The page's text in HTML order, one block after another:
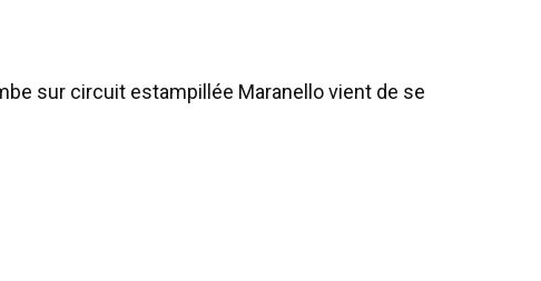
sur circuit estampillée Maranello vient de se